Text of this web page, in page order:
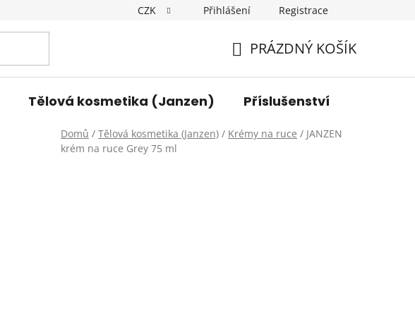
Podmínky ochrany osobních údajů Kontakt
CZK Přihlášení Registrace
KOŠÍK
PRÁZDNÝ KOŠÍK
Tělová kosmetika (Janzen) Příslušenství
Domů / Tělová kosmetika (Janzen) / Krémy na ruce / JANZEN
krém na ruce Grey 75 ml